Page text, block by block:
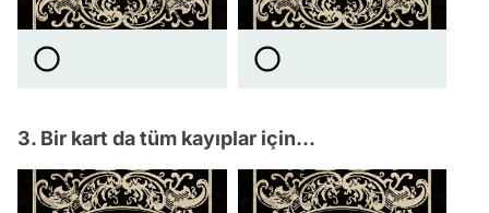
3. Bir kart da tüm kayıplar için...